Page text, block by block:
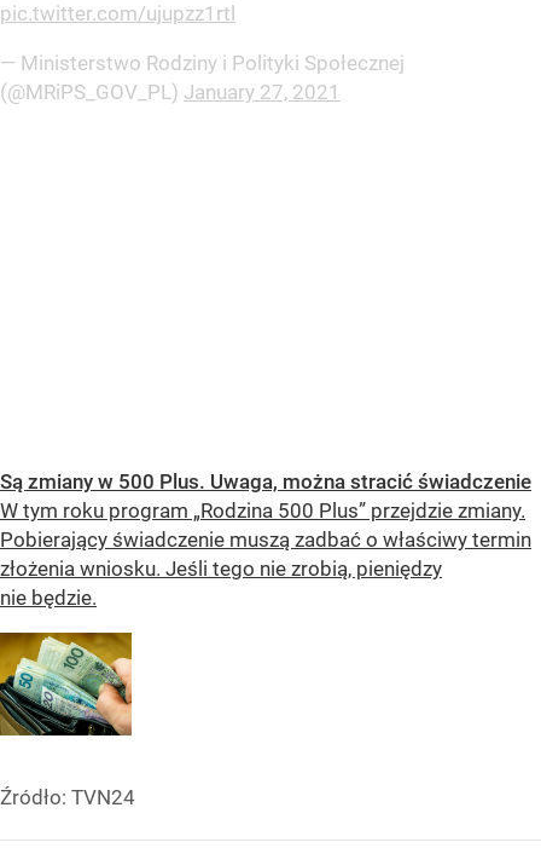
pic.twitter.com/ujupzz1rtl
— Ministerstwo Rodziny i Polityki Społecznej
(@MRiPS_GOV_PL) January 27, 2021
Są zmiany w 500 Plus. Uwaga, można stracić świadczenie
W tym roku program „Rodzina 500 Plus” przejdzie zmiany.
Pobierający świadczenie muszą zadbać o właściwy termin
złożenia wniosku. Jeśli tego nie zrobią, pieniędzy
nie będzie.
Źródło: TVN24